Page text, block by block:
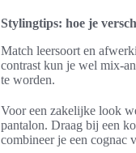
Stylingtips: hoe je
Match leersoort en
contrast kun je wel mix-
te worden.
Voor een zakelijke look
pantalon. Draag bij een
combineer je een cognac